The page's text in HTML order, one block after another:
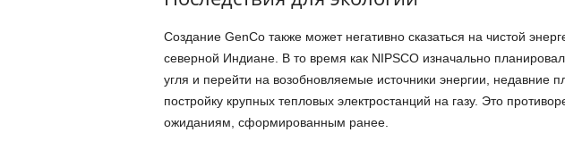
Создание GenCo также может негативно сказаться на чистой
северной Индиане. В то время как NIPSCO изначально
угля и перейти на возобновляемые источники энергии, недавние
постройку крупных тепловых электростанций на газу. Это
ожиданиям, сформированным ранее.